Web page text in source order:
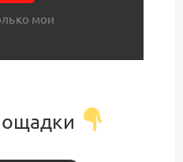
мои